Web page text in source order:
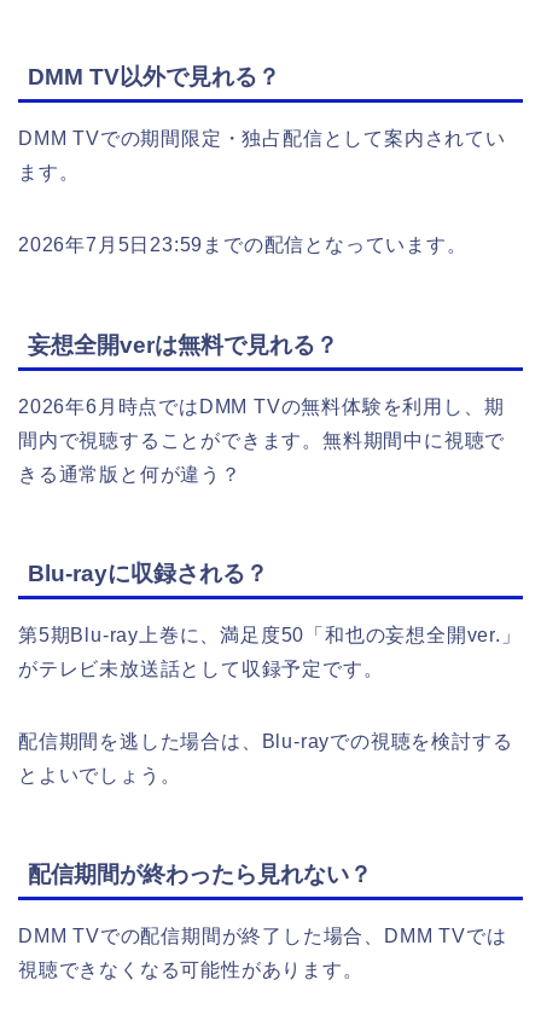
DMM TV以外で見れる？
DMM TVでの期間限定・独占配信として案内されてい
ます。
2026年7月5日23:59までの配信となっています。
妄想全開verは無料で見れる？
2026年6月時点ではDMM TVの無料体験を利用し、期
間内で視聴することができます。無料期間中に視聴で
きる通常版と何が違う？
Blu-rayに収録される？
第5期Blu-ray上巻に、満足度50「和也の妄想全開ver.」
がテレビ未放送話として収録予定です。
配信期間を逃した場合は、Blu-rayでの視聴を検討する
とよいでしょう。
配信期間が終わったら見れない？
DMM TVでの配信期間が終了した場合、DMM TVでは
視聴できなくなる可能性があります。